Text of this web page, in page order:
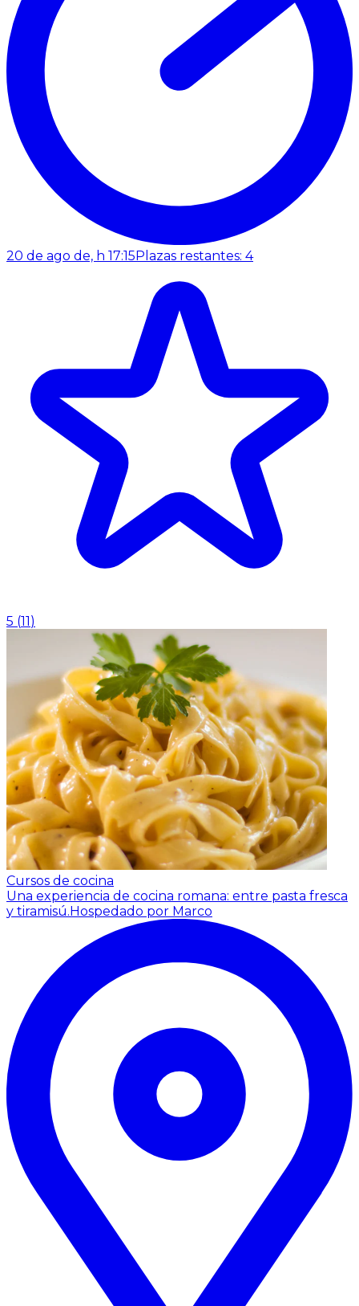
20 de ago de, h 17:15Plazas restantes: 4
5 (11)
Cursos de cocina
Una experiencia de cocina romana: entre pasta fresca
y tiramisú.Hospedado por Marco